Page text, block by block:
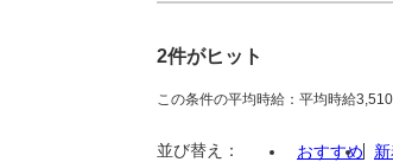
2件がヒット
この条件の平均時給：平均時給
並び替え： おすすめ